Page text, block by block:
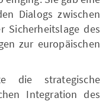
Dialogs zwischen
Sicherheitslage des
zur europäischen
die strategische
Integration des